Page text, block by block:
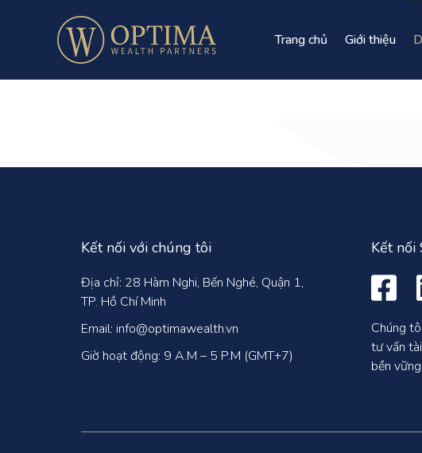
Trang chủ Giới thiệu
Kết nối với chúng tôi
Địa chỉ: 28 Hàm Nghi, Bến Nghé, Quận 1,
TP. Hồ Chí Minh
Email: info@optimawealth.vn
Giờ hoạt động: 9 A.M – 5 P.M (GMT+7)
Kết nối
Chúng
tư vấn
bền